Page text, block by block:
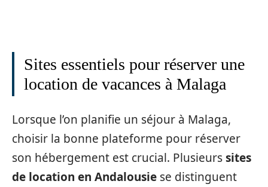
Sites essentiels pour réserver une
location de vacances à Malaga
Lorsque l’on planifie un séjour à Malaga,
choisir la bonne plateforme pour réserver
son hébergement est crucial. Plusieurssites
de location en Andalousie se distinguent